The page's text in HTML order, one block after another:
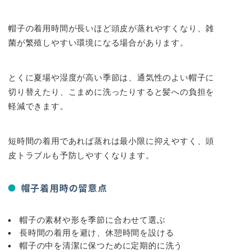
帽子の着用時間が長いほど頭皮が蒸れやすくなり、雑
菌が繁殖しやすい環境になる場合があります。
とくに夏場や湿度が高い季節は、通気性のよい帽子に
切り替えたり、こまめに洗ったりすると髪への負担を
軽減できます。
短時間の着用であれば蒸れは最小限に抑えやすく、頭
皮トラブルも予防しやすくなります。
帽子着用時の留意点
帽子の素材や形を季節に合わせて選ぶ
長時間の着用を避け、休憩時間を設ける
帽子の中を清潔に保つために定期的に洗う